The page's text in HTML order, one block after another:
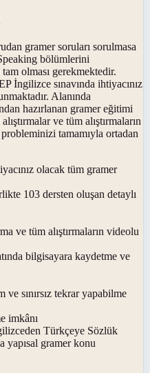
gramer soruları sorulmasa
bölümlerini
olması gerekmektedir.
İngilizce sınavında ihtiyacınız
Alanında
hazırlanan gramer eğitimi
ve tüm alıştırmaların
tamamıyla ortadan
olacak tüm gramer
103 dersten oluşan detaylı
ve tüm alıştırmaların videolu
bilgisayara kaydetme ve
ve sınırsız tekrar yapabilme
imkânı
Türkçeye Sözlük
yapısal gramer konu